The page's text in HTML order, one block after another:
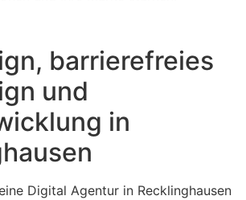
barrierefreies
und
in
Digital Agentur in Recklinghausen